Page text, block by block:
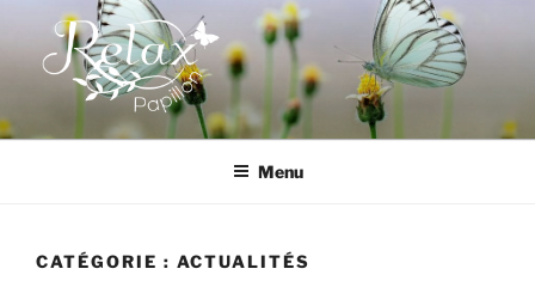
contenu
RELAX PAPILLON
Menu
CATÉGORIE : ACTUALITÉS